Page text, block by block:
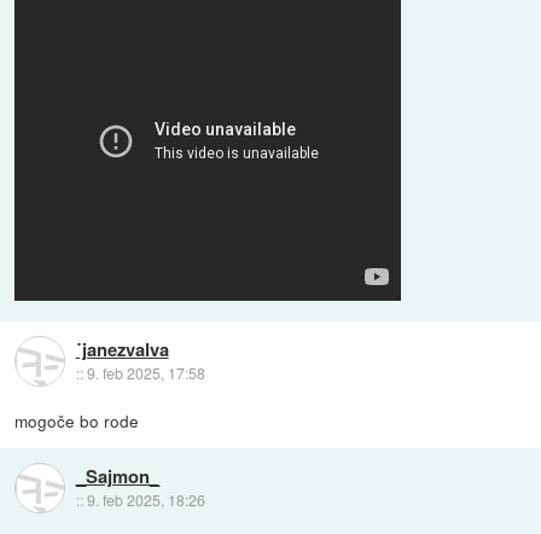
˙janezvalva
::9. feb 2025, 17:58
mogoče bo rode
_Sajmon_
::9. feb 2025, 18:26